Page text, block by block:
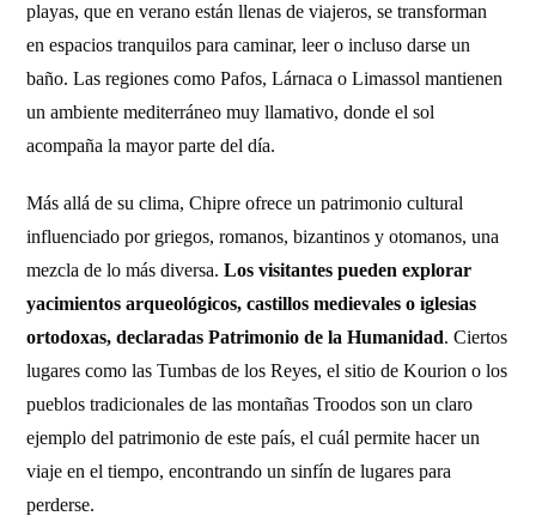
playas, que en verano están llenas de viajeros, se transforman
en espacios tranquilos para caminar, leer o incluso darse un
baño. Las regiones como Pafos, Lárnaca o Limassol mantienen
un ambiente mediterráneo muy llamativo, donde el sol
acompaña la mayor parte del día.
Más allá de su clima, Chipre ofrece un patrimonio cultural
influenciado por griegos, romanos, bizantinos y otomanos, una
mezcla de lo más diversa.Los visitantes pueden explorar
yacimientos arqueológicos, castillos medievales o iglesias
ortodoxas, declaradas Patrimonio de la Humanidad. Ciertos
lugares como las Tumbas de los Reyes, el sitio de Kourion o los
pueblos tradicionales de las montañas Troodos son un claro
ejemplo del patrimonio de este país, el cuál permite hacer un
viaje en el tiempo, encontrando un sinfín de lugares para
perderse.